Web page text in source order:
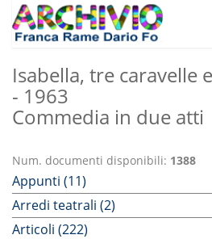
Isabella, tre caravelle
- 1963
Commedia in due atti
Num. documenti disponibili: 1388
Appunti (11)
Arredi teatrali (2)
Articoli (222)